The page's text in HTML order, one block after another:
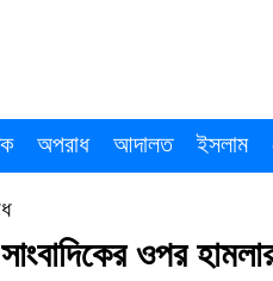
অপরাধ আদালত ইসলাম
ওপর